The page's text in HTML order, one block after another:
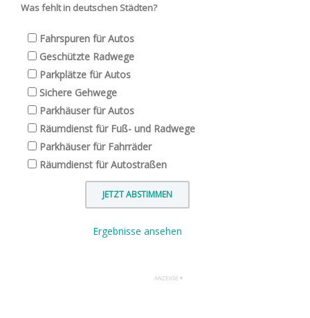
Was fehlt in deutschen Städten?
Fahrspuren für Autos
Geschützte Radwege
Parkplätze für Autos
Sichere Gehwege
Parkhäuser für Autos
Räumdienst für Fuß- und Radwege
Parkhäuser für Fahrräder
Räumdienst für Autostraßen
Ergebnisse ansehen